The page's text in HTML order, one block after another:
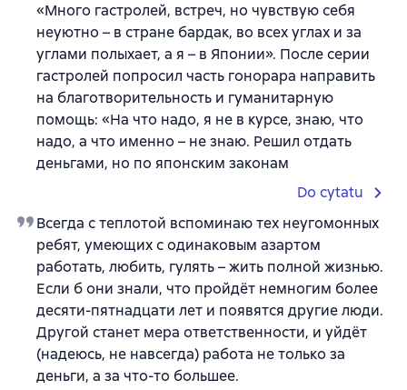
«Много гастролей, встреч, но чувствую себя
неуютно – в стране бардак, во всех углах и за
углами полыхает, а я – в Японии». После серии
гастролей попросил часть гонорара направить
на благотворительность и гуманитарную
помощь: «На что надо, я не в курсе, знаю, что
надо, а что именно – не знаю. Решил отдать
деньгами, но по японским законам
Do cytatu
Всегда с теплотой вспоминаю тех неугомонных
ребят, умеющих с одинаковым азартом
работать, любить, гулять – жить полной жизнью.
Если б они знали, что пройдёт немногим более
десяти-пятнадцати лет и появятся другие люди.
Другой станет мера ответственности, и уйдёт
(надеюсь, не навсегда) работа не только за
деньги, а за что-то большее.